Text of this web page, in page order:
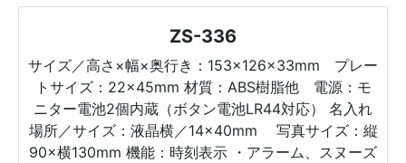
ZS-336
サイズ／高さ×幅×奥行き：153×126×33mm プレー
トサイズ：22×45mm 材質：ABS樹脂他 電源：モ
ニター電池2個内蔵（ボタン電池LR44対応） 名入れ
場所／サイズ：液晶横／14×40mm 写真サイズ：縦
90×横130mm 機能：時刻表示 ・アラーム、スヌーズ